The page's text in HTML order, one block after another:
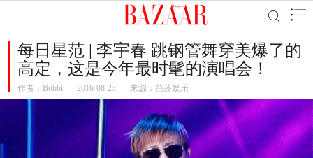
每日星范 | 李宇春 跳钢管舞穿美爆了的
高定，这是今年最时髦的演唱会！
作者： Bobbi 2016-08-23 来源：芭莎娱乐